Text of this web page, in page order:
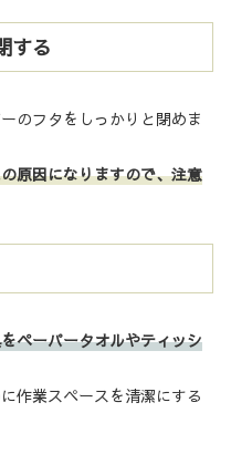
する
のフタをしっかりと閉めま
原因になりますので、注意
ペーパータオルやティッシ
作業スペースを清潔にする